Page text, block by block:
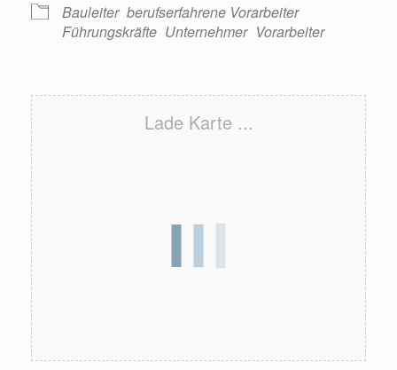
Bauleiter berufserfahrene Vorarbeiter
Führungskräfte Unternehmer Vorarbeiter
Lade Karte ...